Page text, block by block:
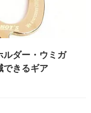
ルダー・ウミガ
できるギア